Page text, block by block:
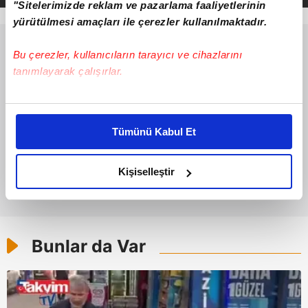
"Sitelerimizde reklam ve pazarlama faaliyetlerinin
yürütülmesi amaçları ile çerezler kullanılmaktadır.
Bu çerezler, kullanıcıların tarayıcı ve cihazlarını
tanımlayarak çalışırlar.
Bu çerezlere izin vermeniz halinde sizlere özel
daha iyi reklam deneyimi yaşatabiliriz. Bunu yaparken
amacımızın size daha iyi bir reklam deneyimi sunmak
olduğunu ve sizlere en iyi içerikleri sunabilmek adına
elimizden gelen çabayı gösterdiğimizi ve bu noktada,
reklamların maliyetlerimizi karşılamak noktasında tek gelir
Her halükârda, kullanıcılar, bu çerezlere izin vermedikleri
takdirde, kullanıcılara hedefli reklamlar
gösterilmeyecektir."
Tümünü Kabul Et
Kişiselleştir
Bunlar da Var